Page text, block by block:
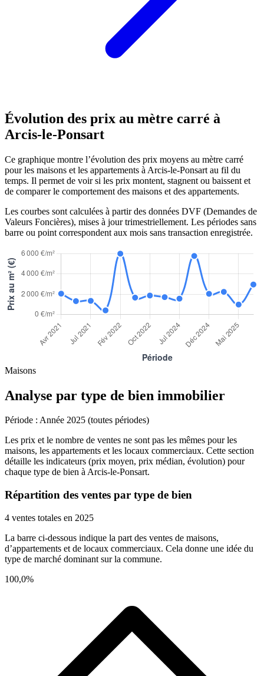
Évolution des prix au mètre carré à
Arcis-le-Ponsart
Ce graphique montre l’évolution des prix moyens au mètre carré
pour les maisons et les appartements à Arcis-le-Ponsart au fil du
temps. Il permet de voir si les prix montent, stagnent ou baissent et
de comparer le comportement des maisons et des appartements.
Les courbes sont calculées à partir des données DVF (Demandes de
Valeurs Foncières), mises à jour trimestriellement. Les périodes sans
barre ou point correspondent aux mois sans transaction enregistrée.
Maisons
Analyse par type de bien immobilier
Période : Année 2025 (toutes périodes)
Les prix et le nombre de ventes ne sont pas les mêmes pour les
maisons, les appartements et les locaux commerciaux. Cette section
détaille les indicateurs (prix moyen, prix médian, évolution) pour
chaque type de bien à Arcis-le-Ponsart.
Répartition des ventes par type de bien
4 ventes totales en 2025
La barre ci-dessous indique la part des ventes de maisons,
d’appartements et de locaux commerciaux. Cela donne une idée du
type de marché dominant sur la commune.
100,0%